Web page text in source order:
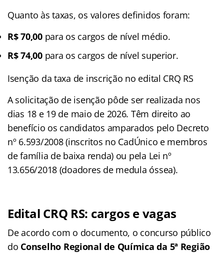
Quanto às taxas, os valores definidos foram:
R$ 70,00para os cargos de nível médio.
R$ 74,00para os cargos de nível superior.
Isenção da taxa de inscrição no edital CRQ RS
A solicitação de isenção pôde ser realizada nos
dias 18 e 19 de maio de 2026. Têm direito ao
benefício os candidatos amparados pelo Decreto
nº 6.593/2008 (inscritos no CadÚnico e membros
de família de baixa renda) ou pela Lei nº
13.656/2018 (doadores de medula óssea).
Edital CRQ RS: cargos e vagas
De acordo com o documento, o concurso público
do Conselho Regional de Química da 5ª Região